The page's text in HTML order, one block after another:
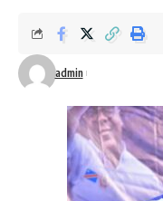
admin